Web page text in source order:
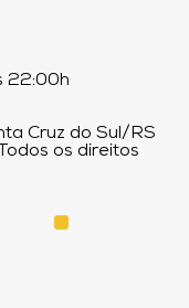
22:00h
Cruz do Sul/RS
os direitos